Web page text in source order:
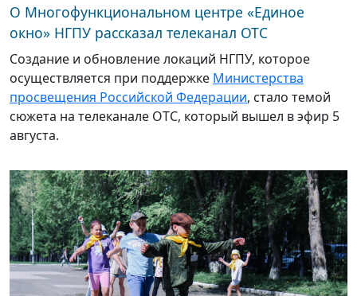
О Многофункциональном центре «Единое
окно» НГПУ рассказал телеканал ОТС
Создание и обновление локаций НГПУ, которое
осуществляется при поддержке Министерства
просвещения Российской Федерации, стало темой
сюжета на телеканале ОТС, который вышел в эфир 5
августа.